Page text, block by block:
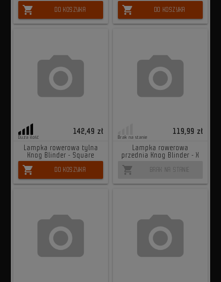
shopping_cart DO KOSZYKA shopping_cart DO KOSZYKA
Duża ilość
142,49 zł
Lampka rowerowa tylna
Knog Blinder - Square
shopping_cart DO KOSZYKA
Brak na stanie
119,99 zł
Lampka rowerowa
przednia Knog Blinder - X
shopping_cart BRAK NA STANIE